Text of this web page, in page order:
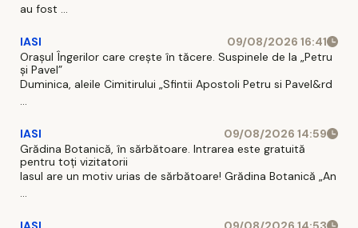
au fost ...
IASI
09/08/2026 16:41
Orașul Îngerilor care crește în tăcere. Suspinele de la „Petru
și Pavel”
Duminica, aleile Cimitirului „Sfintii Apostoli Petru si Pavel&rd
...
IASI
09/08/2026 14:59
Grădina Botanică, în sărbătoare. Intrarea este gratuită
pentru toți vizitatorii
Iasul are un motiv urias de sărbătoare! Grădina Botanică „An
...